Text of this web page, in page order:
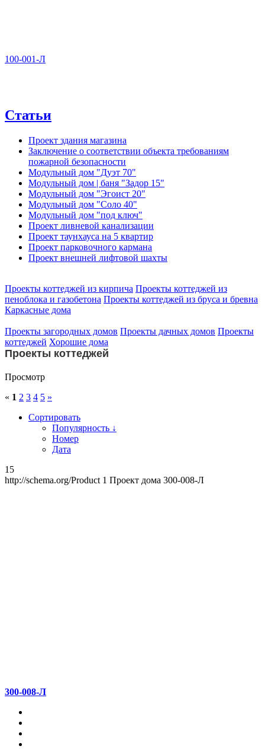
100-001-Л
Статьи
Проект здания магазина
Заключение о соответствии объекта требованиям
пожарной безопасности
Модульный дом "Дуэт 70"
Модульный дом | баня "Задор 15"
Модульный дом "Эгоист 20"
Модульный дом "Соло 40"
Модульный дом "под ключ"
Проект ливневой канализации
Проект таунхауса на 5 квартир
Проект парковочного кармана
Проект внешней лифтовой шахты
Проекты коттеджей из кирпича Проекты коттеджей из
пеноблока и газобетона Проекты коттеджей из бруса и бревна
Каркасные дома
Проекты загородных домов Проекты дачных домов Проекты
коттеджей Хорошие дома
Проекты коттеджей
Просмотр
« 1 2 3 4 5 »
Сортировать
Популярность ↓
Номер
Дата
15
http://schema.org/Product 1 Проект дома 300-008-Л
300-008-Л